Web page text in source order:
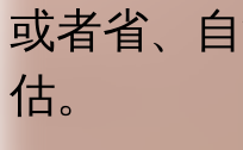
或者省、
估。